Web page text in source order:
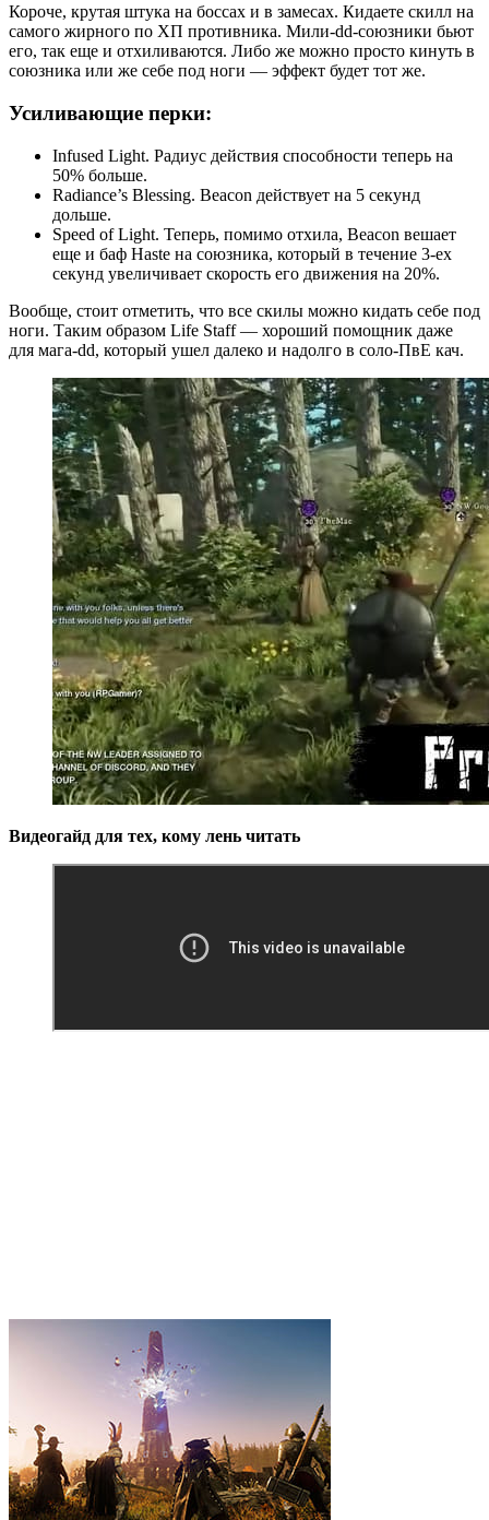
Короче, крутая штука на боссах и в замесах. Кидаете скилл на
самого жирного по ХП противника. Мили-dd-союзники бьют
его, так еще и отхиливаются. Либо же можно просто кинуть в
союзника или же себе под ноги — эффект будет тот же.
Усиливающие перки:
Infused Light. Радиус действия способности теперь на
50% больше.
Radiance’s Blessing. Beacon действует на 5 секунд
дольше.
Speed of Light. Теперь, помимо отхила, Beacon вешает
еще и баф Haste на союзника, который в течение 3-ех
секунд увеличивает скорость его движения на 20%.
Вообще, стоит отметить, что все скилы можно кидать себе под
ноги. Таким образом Life Staff — хороший помощник даже
для мага-dd, который ушел далеко и надолго в соло-ПвЕ кач.
Видеогайд для тех, кому лень читать